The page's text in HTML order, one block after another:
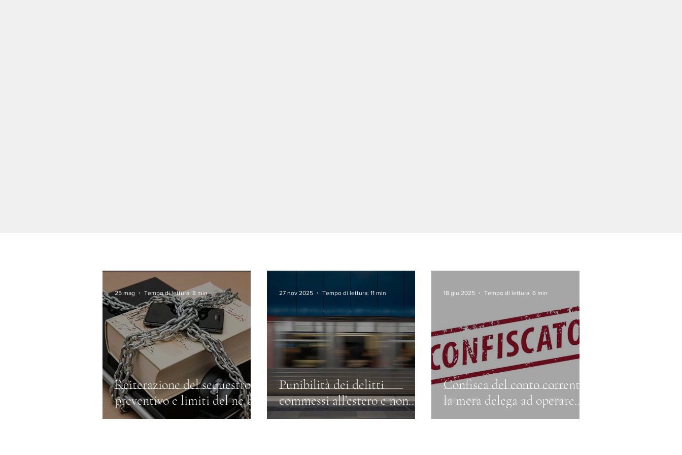
Reiterazione del sequestro
preventivo e limiti del ne bis
in idem cautelare
25 mag Tempo di lettura: 8 min
Punibilità dei delitti
commessi all’estero e non
procedibilità ex art. 128,
27 nov 2025 Tempo di lettura: 11 min
Confisca del conto corrente:
la mera delega ad operare
(anche illimitata) non è
18 giu 2025 Tempo di lettura: 6 min